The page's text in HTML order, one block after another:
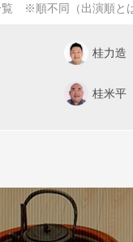
※順不同（出演順と
桂力造
桂米平